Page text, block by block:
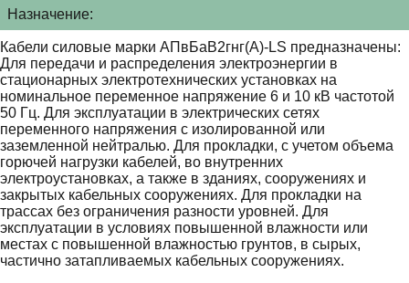
Назначение:
Кабели силовые марки АПвБаВ2гнг(А)-LS предназначены:
Для передачи и распределения электроэнергии в
стационарных электротехнических установках на
номинальное переменное напряжение 6 и 10 кВ частотой
50 Гц. Для эксплуатации в электрических сетях
переменного напряжения с изолированной или
заземленной нейтралью. Для прокладки, с учетом объема
горючей нагрузки кабелей, во внутренних
электроустановках, а также в зданиях, сооружениях и
закрытых кабельных сооружениях. Для прокладки на
трассах без ограничения разности уровней. Для
эксплуатации в условиях повышенной влажности или
местах с повышенной влажностью грунтов, в сырых,
частично затапливаемых кабельных сооружениях.